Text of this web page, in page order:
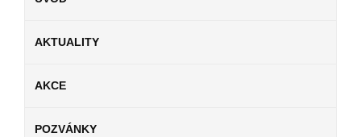
AKTUALITY
AKCE
POZVÁNKY